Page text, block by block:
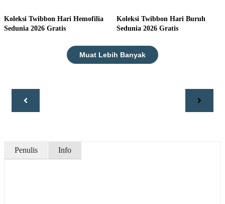
Koleksi Twibbon Hari Hemofilia
Sedunia 2026 Gratis
Koleksi Twibbon Hari Buruh
Sedunia 2026 Gratis
Muat Lebih Banyak
Penulis Info